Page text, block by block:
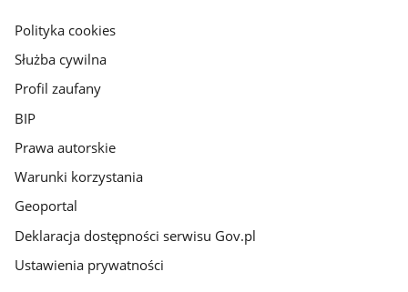
gov.pl
Polityka cookies
Służba cywilna
Profil zaufany
BIP
Prawa autorskie
Warunki korzystania
Geoportal
Deklaracja dostępności serwisu Gov.pl
Ustawienia prywatności